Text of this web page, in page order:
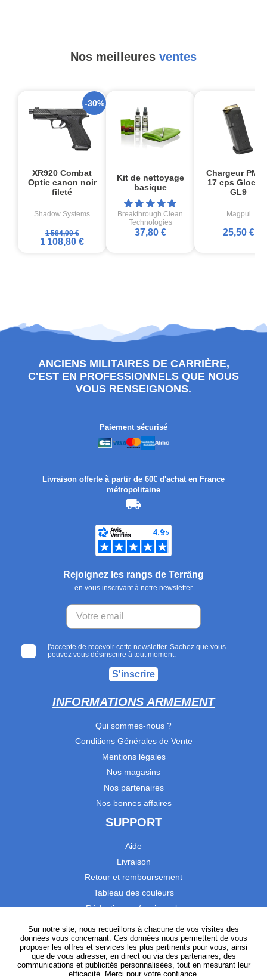
Nos meilleures ventes
XR920 Combat
Optic canon noir
fileté
Shadow Systems
1 584,00 €
1 108,80 €
-30%
Kit de nettoyage
basique
Breakthrough Clean
Technologies
37,80 €
Chargeur
17 cps
GL9
Magpul
25,50 €
ANCIENS MILITAIRES DE CARRIÈRE,
C'EST EN PROFESSIONNELS QUE NOUS
VOUS RENSEIGNONS.
Paiement sécurisé
Livraison offerte à partir de 60€ d'achat en France
métropolitaine
Rejoignez les rangs de Terräng
en vous inscrivant à notre newsletter
j'accepte de recevoir cette newsletter. Sachez que vous
pouvez vous désinscrire à tout moment.
S'inscrire
INFORMATIONS ARMEMENT
Qui sommes-nous ?
Conditions Générales de Vente
Mentions légales
Nos magasins
Nos partenaires
Nos bonnes affaires
SUPPORT
Aide
Livraison
Retour et remboursement
Tableau des couleurs
Réduction professionnels
Satisfaction Clients
SUIVEZ-NOUS
Sur notre site, nous recueillons à chacune de vos visites des
données vous concernant. Ces données nous permettent de vous
proposer les offres et services les plus pertinents pour vous, ainsi
que de vous adresser, en direct ou via des partenaires, des
communications et publicités personnalisées, tout en mesurant leur
efficacité. Merci pour votre confiance.